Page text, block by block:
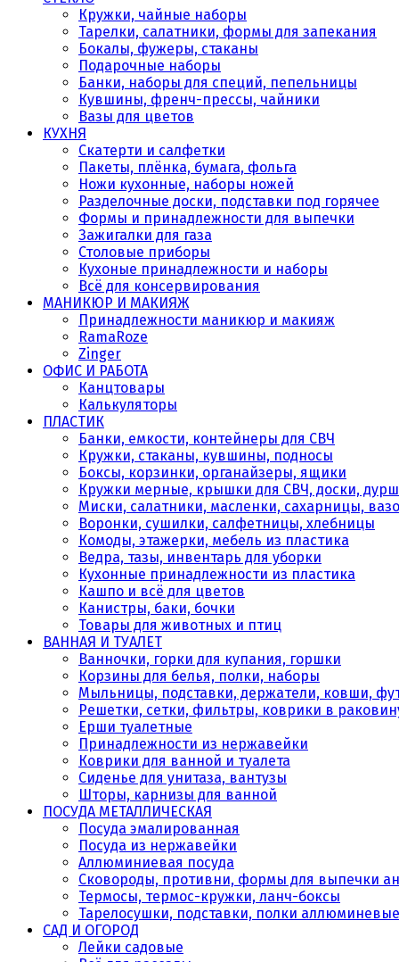
Кружки, чайные наборы
Тарелки, салатники, формы для запекания
Бокалы, фужеры, стаканы
Подарочные наборы
Банки, наборы для специй, пепельницы
Кувшины, френч-прессы, чайники
Вазы для цветов
КУХНЯ
Скатерти и салфетки
Пакеты, плёнка, бумага, фольга
Ножи кухонные, наборы ножей
Разделочные доски, подставки под горячее
Формы и принадлежности для выпечки
Зажигалки для газа
Столовые приборы
Кухоные принадлежности и наборы
Всё для консервирования
МАНИКЮР И МАКИЯЖ
Принадлежности маникюр и макияж
RamaRoze
Zinger
ОФИС И РАБОТА
Канцтовары
Калькуляторы
ПЛАСТИК
Банки, емкости, контейнеры для СВЧ
Кружки, стаканы, кувшины, подносы
Боксы, корзинки, органайзеры, ящики
Кружки мерные, крышки для СВЧ, доски,
Миски, салатники, масленки, сахарницы,
Воронки, сушилки, салфетницы, хлебницы
Комоды, этажерки, мебель из пластика
Ведра, тазы, инвентарь для уборки
Кухонные принадлежности из пластика
Кашпо и всё для цветов
Канистры, баки, бочки
Товары для животных и птиц
ВАННАЯ И ТУАЛЕТ
Ванночки, горки для купания, горшки
Корзины для белья, полки, наборы
Мыльницы, подставки, держатели, ковши,
Решетки, сетки, фильтры, коврики в
Ерши туалетные
Принадлежности из нержавейки
Коврики для ванной и туалета
Сиденье для унитаза, вантузы
Шторы, карнизы для ванной
ПОСУДА МЕТАЛЛИЧЕСКАЯ
Посуда эмалированная
Посуда из нержавейки
Аллюминиевая посуда
Сковороды, противни, формы для выпечки
Термосы, термос-кружки, ланч-боксы
Тарелосушки, подставки, полки аллюминевые
САД И ОГОРОД
Лейки садовые